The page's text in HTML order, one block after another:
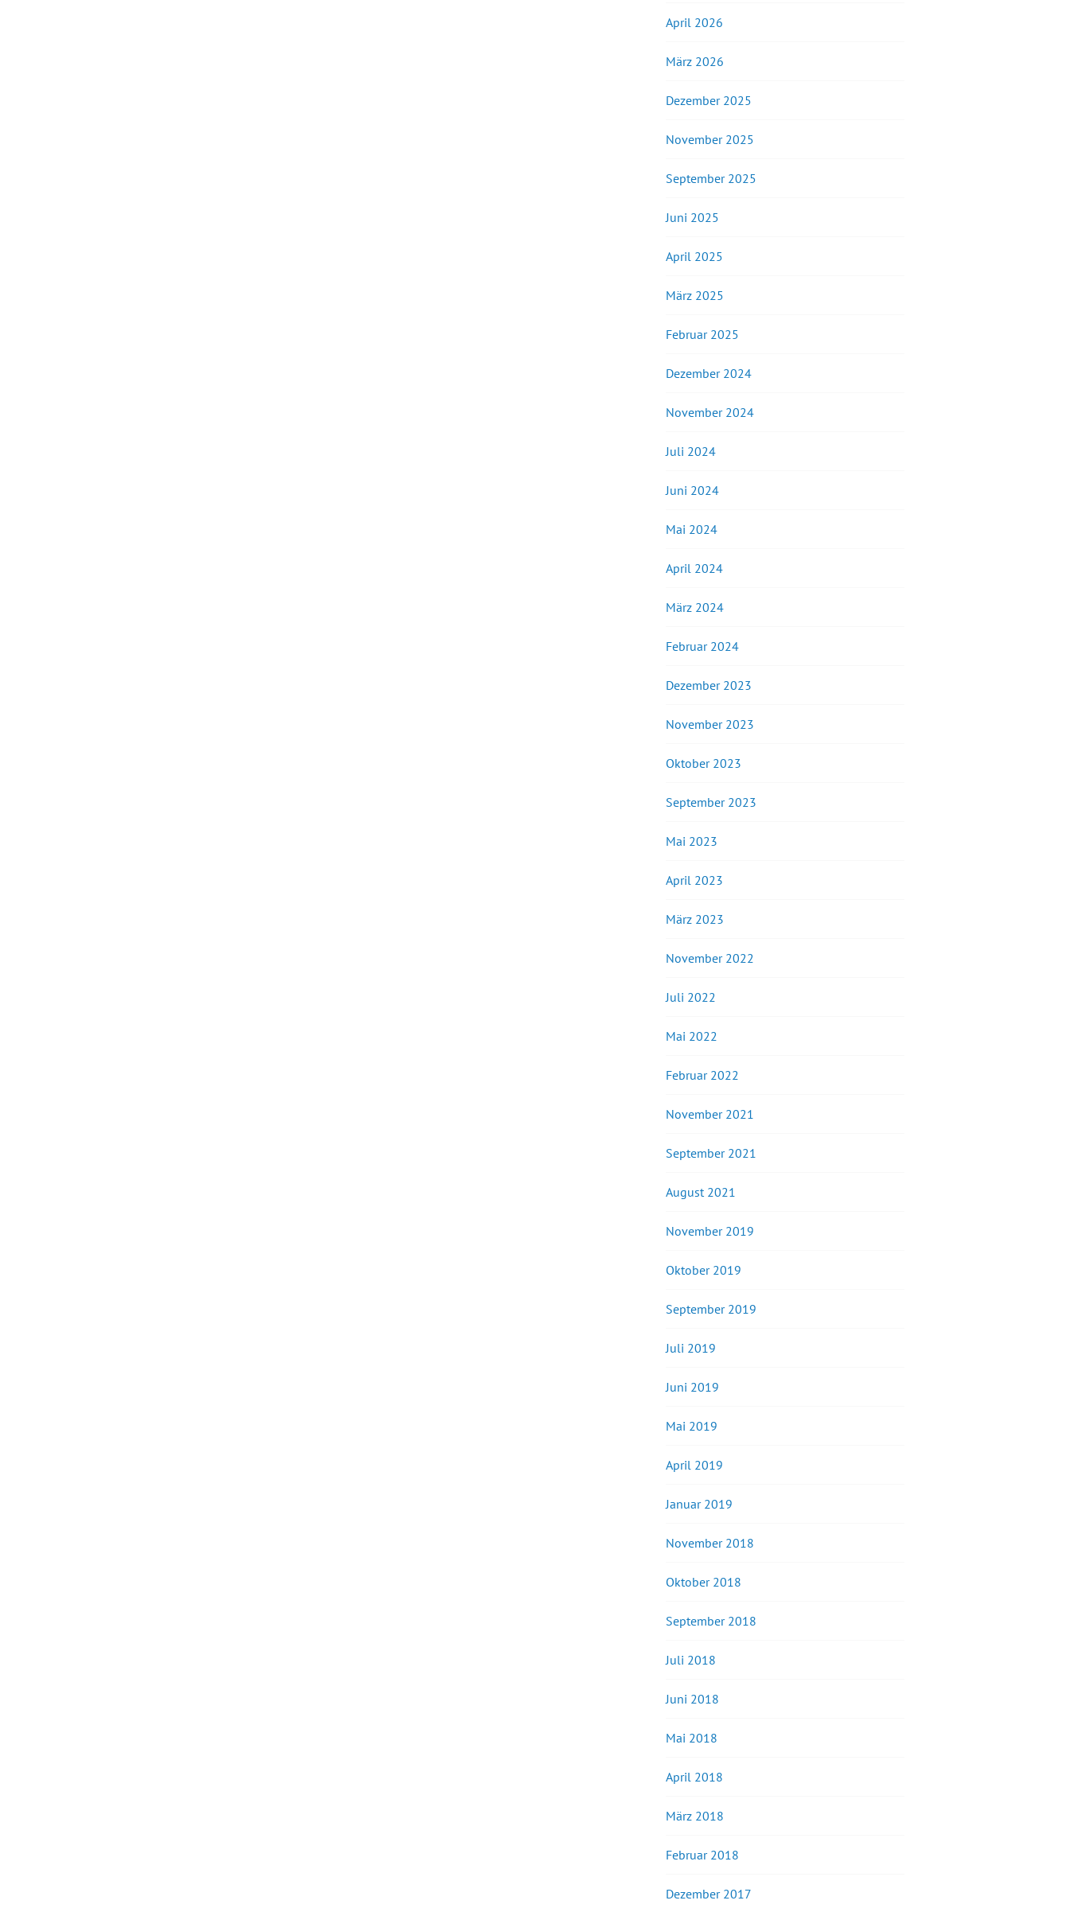
April 2026
März 2026
Dezember 2025
November 2025
September 2025
Juni 2025
April 2025
März 2025
Februar 2025
Dezember 2024
November 2024
Juli 2024
Juni 2024
Mai 2024
April 2024
März 2024
Februar 2024
Dezember 2023
November 2023
Oktober 2023
September 2023
Mai 2023
April 2023
März 2023
November 2022
Juli 2022
Mai 2022
Februar 2022
November 2021
September 2021
August 2021
November 2019
Oktober 2019
September 2019
Juli 2019
Juni 2019
Mai 2019
April 2019
Januar 2019
November 2018
Oktober 2018
September 2018
Juli 2018
Juni 2018
Mai 2018
April 2018
März 2018
Februar 2018
Dezember 2017